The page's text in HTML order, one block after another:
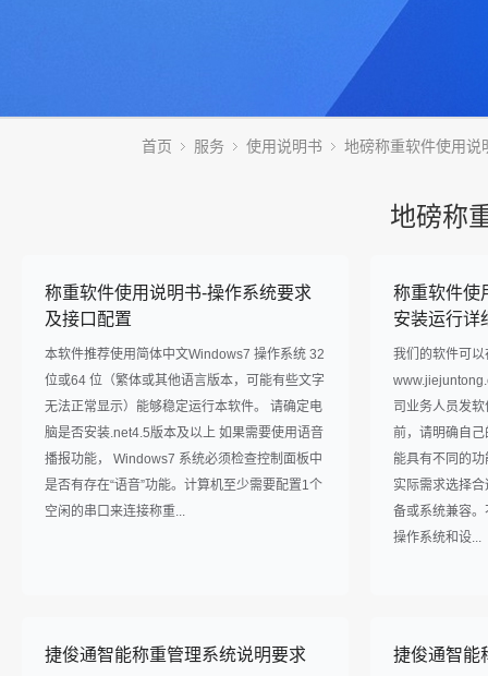
首页 服务 使用说明书 地磅称重软件使用说
地磅称
称重软件使用说明书-操作系统要求
及接口配置
本软件推荐使用简体中文Windows7 操作系统 32
位或64 位（繁体或其他语言版本，可能有些文字
无法正常显示）能够稳定运行本软件。 请确定电
脑是否安装.net4.5版本及以上 如果需要使用语音
播报功能， Windows7 系统必须检查控制面板中
是否有存在“语音”功能。计算机至少需要配置1个
空闲的串口来连接称重...
称重软件使
安装运行详
我们的软件可
司业务人员发
前，请明确自
能具有不同的
实际需求选择
备或系统兼容
操作系统和设...
捷俊通智能称重管理系统说明要求 捷俊通智能